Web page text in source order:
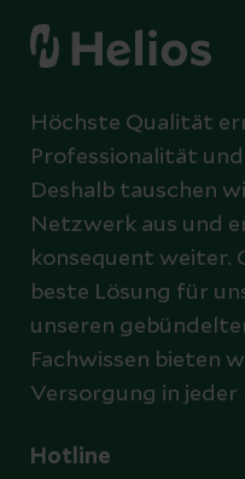
Höchste Qualität
Professionalität
Deshalb tauschen
Netzwerk aus und
konsequent weiter.
beste Lösung für
unseren
Fachwissen bieten
Versorgung in jeder
Hotline